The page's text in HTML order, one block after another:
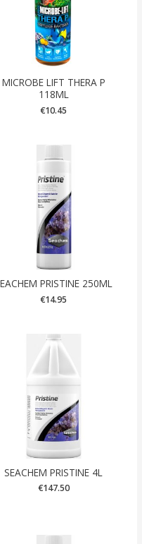
MICROBE LIFT THERA P
118ML
€10.45
PRISTINE 250ML
€14.95
SEACHEM PRISTINE 4L
€147.50